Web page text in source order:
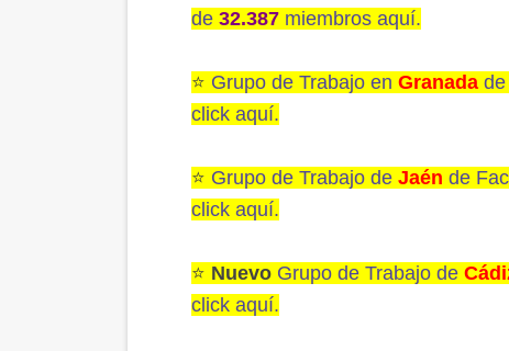
de 32.387miembros aquí.
⭐️ Grupo de Trabajo en Granada de
click aquí.
⭐️ Grupo de Trabajo de Jaén de
click aquí.
⭐️ Nuevo Grupo de Trabajo de
click aquí.